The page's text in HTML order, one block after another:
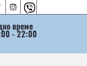
 
време
- 22:00